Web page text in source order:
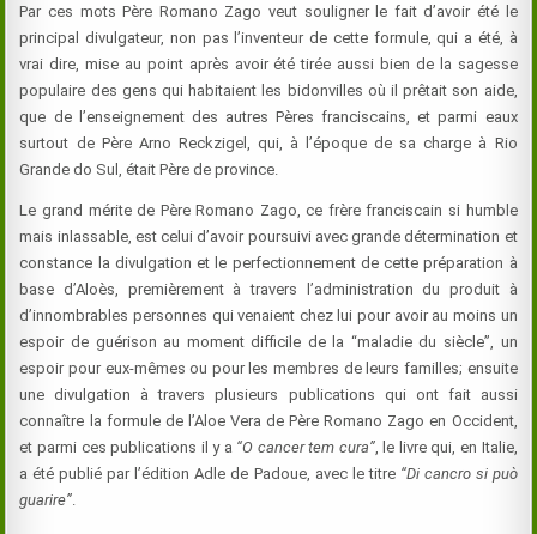
Par ces mots Père Romano Zago veut souligner le fait d’avoir été le
principal divulgateur, non pas l’inventeur de cette formule, qui a été, à
vrai dire, mise au point après avoir été tirée aussi bien de la sagesse
populaire des gens qui habitaient les bidonvilles où il prêtait son aide,
que de l’enseignement des autres Pères franciscains, et parmi eaux
surtout de Père Arno Reckzigel, qui, à l’époque de sa charge à Rio
Grande do Sul, était Père de province.
Le grand mérite de Père Romano Zago, ce frère franciscain si humble
mais inlassable, est celui d’avoir poursuivi avec grande détermination et
constance la divulgation et le perfectionnement de cette préparation à
base d’Aloès, premièrement à travers l’administration du produit à
d’innombrables personnes qui venaient chez lui pour avoir au moins un
espoir de guérison au moment difficile de la “maladie du siècle”, un
espoir pour eux-mêmes ou pour les membres de leurs familles; ensuite
une divulgation à travers plusieurs publications qui ont fait aussi
connaître la formule de l’Aloe Vera de Père Romano Zago en Occident,
et parmi ces publications il y a “O cancer tem cura”, le livre qui, en Italie,
a été publié par l’édition Adle de Padoue, avec le titre “Di cancro si può
guarire”